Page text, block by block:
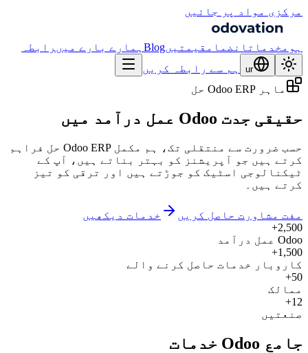
مرکزی مواد پر جائیں
ہوم خدمات انضمام قیمتیںBlog ہمارے بارے میں رابطہ
ur
ہم سے رابطہ کریں
ماہر Odoo ERP حل
حقیقی جدت Odoo عمل درآمد میں
حسب ضرورت سے منتقلی تک، ہم مکمل Odoo ERP حل فراہم
کرتے ہیں جو آپریشنز کو بہتر بناتے ہیں، آپ کے
ٹیکنالوجی اسٹیک کو جوڑتے ہیں اور ترقی کو تیز
کرتے ہیں۔
مفت مشاورت حاصل کریں
خدمات دیکھیں
2,500+
Odoo عمل درآمد
1,500+
کاروبار خدمات حاصل کرنے والے
50+
ممالک
12+
صنعتیں
جامع Odoo خدمات